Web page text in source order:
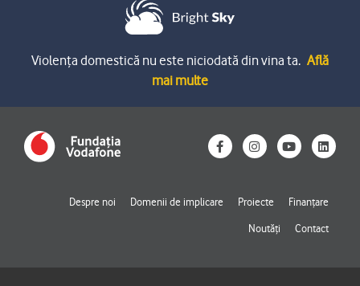
Violența domestică nu este niciodată din vina ta. Află
mai multe
F
a
o
I
n
g
a
m
Y
o
b
L
i
d
n
Despre noi Domenii de implicare Proiecte Finanțare
Noutăți Contact